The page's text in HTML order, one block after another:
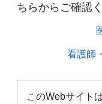
ちらからご確認
看護師
このWebサイトは